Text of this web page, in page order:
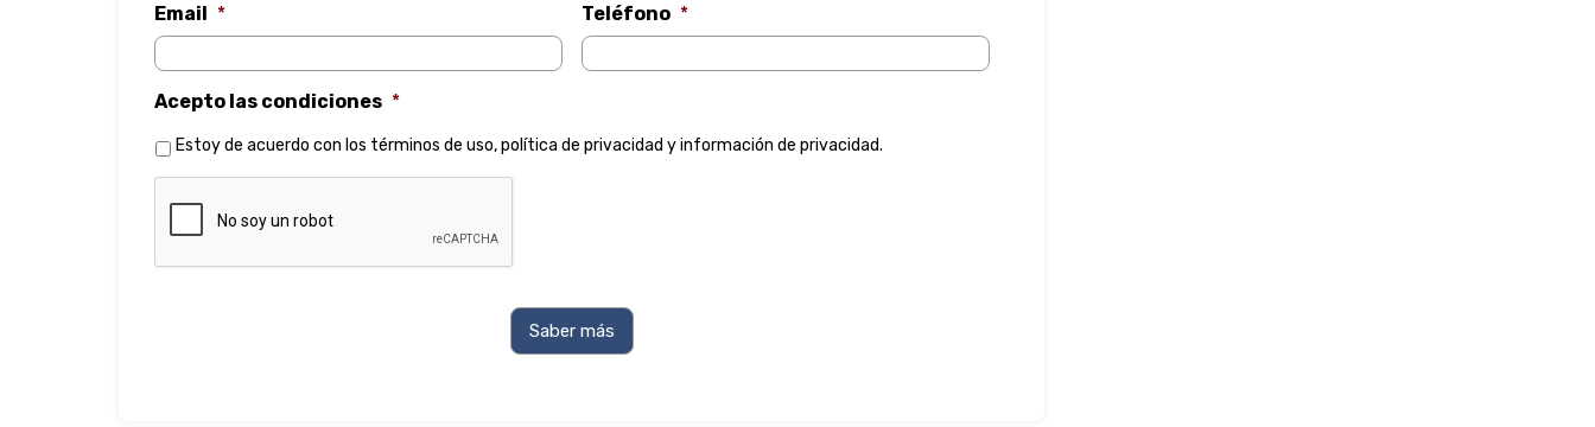
Email * Teléfono *
Acepto las condiciones *
Estoy de acuerdo con los términos de uso,política de privacidad yinformación de privacidad.